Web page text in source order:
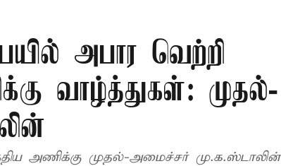
அபார வெற்றி
வாழ்த்துகள்: முதல்-
அணிக்கு முதல்-அமைச்சர் மு.க.ஸ்டாலின்